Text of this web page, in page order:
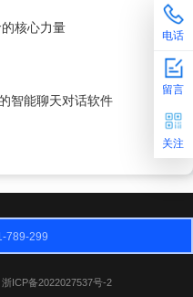
核心力量
智能聊天对话软件
电话
留言
关注
789-299
浙ICP备2022027537号-2